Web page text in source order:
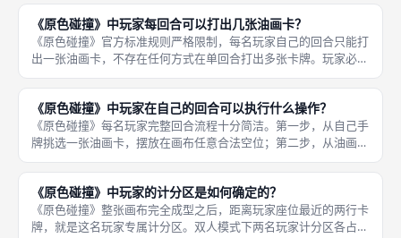
卡。 因此实战中不需要刻意囤积卡牌，优先及时打出卡牌构建色
块。但是
《原色碰撞》中玩家每回合可以打出几张油画卡？
《原色碰撞》官方标准规则严格限制，每名玩家自己的回合只能打
出一张油画卡，不存在任何方式在单回合打出多张卡牌。玩家必须
谨慎挑选手牌内最合适的卡牌落子，不能一次性铺展大量色块。
回合流程标准化，保证每名玩家行动频次均等，不会出现行动量差
距过大破
《原色碰撞》中玩家在自己的回合可以执行什么操作？
《原色碰撞》每名玩家完整回合流程十分简洁。第一步，从自己手
牌挑选一张油画卡，摆放在画布任意合法空位；第二步，从油画卡
牌堆抽取一张卡牌，补充手牌。 整套回合没有额外可选行动，不
存在主动交换卡牌、触发特殊效果的操作，所有博弈全部依靠卡牌
摆放位置
《原色碰撞》中玩家的计分区是如何确定的？
《原色碰撞》整张画布完全成型之后，距离玩家座位最近的两行卡
牌，就是这名玩家专属计分区。双人模式下两名玩家计分区各占画